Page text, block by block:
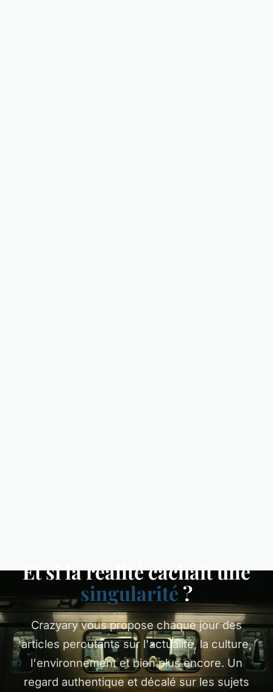
Et si la réalité cachait une
singularité ?
Crazyary vous propose chaque jour des
articles percutants sur l'actualité, la culture,
l'environnement et bien plus encore. Un
regard authentique et décalé sur les sujets